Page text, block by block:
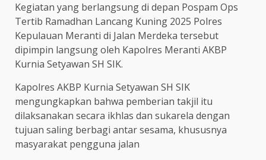
Kegiatan yang berlangsung di depan Pospam Ops
Tertib Ramadhan Lancang Kuning 2025 Polres
Kepulauan Meranti di Jalan Merdeka tersebut
dipimpin langsung oleh Kapolres Meranti AKBP
Kurnia Setyawan SH SIK.
Kapolres AKBP Kurnia Setyawan SH SIK
mengungkapkan bahwa pemberian takjil itu
dilaksanakan secara ikhlas dan sukarela dengan
tujuan saling berbagi antar sesama, khususnya
masyarakat pengguna jalan